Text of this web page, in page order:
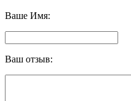
Ваше Имя:
Ваш отзыв: